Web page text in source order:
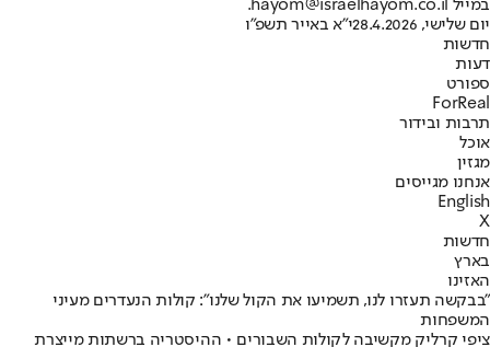
במייל hayom@israelhayom.co.il.
יום שלישי, 28.4.2026
י"א באייר תשפ"ו
חדשות
דעות
ספורט
ForReal
תרבות ובידור
אוכל
מגזין
אנחנו מגייסים
English
X
חדשות
בארץ
האזינו
"בבקשה תעזרו לנו, תשמיעו את הקול שלנו": קולות הנעדרים מעיני
המשפחות
ציפי קרליק מקשיבה לקולות השבורים • ההיסטריה ברשתות מייצרת